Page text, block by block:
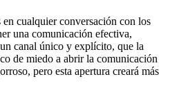
cualquier conversación con los
una comunicación efectiva,
canal único y explícito, que la
de miedo a abrir la comunicación
pero esta apertura creará más